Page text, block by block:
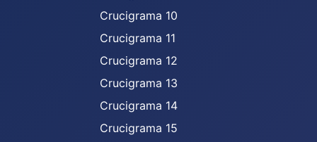
Crucigrama 10
Crucigrama 11
Crucigrama 12
Crucigrama 13
Crucigrama 14
Crucigrama 15